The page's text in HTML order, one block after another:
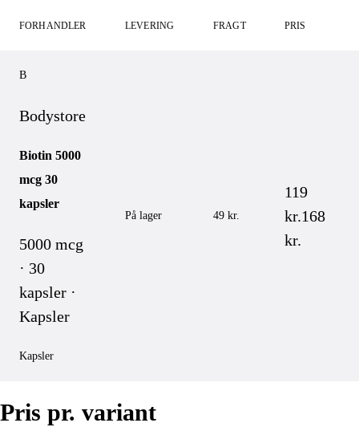
FORHANDLER LEVERING FRAGT PRIS
B
Bodystore
Biotin 5000
mcg 30
kapsler
5000 mcg
· 30
kapsler ·
Kapsler
Kapsler
På lager 49 kr.
119
kr.168
kr.
Pris pr. variant